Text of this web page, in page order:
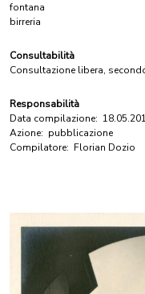
fontana
birreria
Consultabilità
Consultazione libera,
Responsabilità
Data compilazione:
Azione: pubblicazione
Compilatore: Florian Dozio